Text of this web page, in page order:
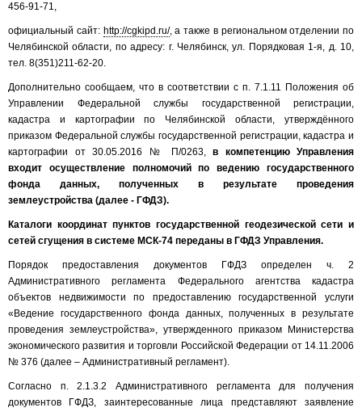
456-91-71,
официальный сайт: http://cgkipd.ru/, а также в региональном отделении по
Челябинской области, по адресу: г. Челябинск, ул. Порядковая 1-я, д. 10,
тел. 8(351)211-62-20.
Дополнительно сообщаем, что в соответствии с п. 7.1.11 Положения об
Управлении Федеральной службы государственной регистрации,
кадастра и картографии по Челябинской области, утверждённого
приказом Федеральной службы государственной регистрации, кадастра и
картографии от 30.05.2016 № П/0263, в компетенцию Управления
входит осуществление полномочий по ведению государственного
фонда данных, полученных в результате проведения
землеустройства (далее - ГФДЗ).
Каталоги координат пунктов государственной геодезической сети и
сетей сгущения в системе МСК-74 переданы в ГФДЗ Управления.
Порядок предоставления документов ГФДЗ определен ч. 2
Административного регламента Федерального агентства кадастра
объектов недвижимости по предоставлению государственной услуги
«Ведение государственного фонда данных, полученных в результате
проведения землеустройства», утвержденного приказом Министерства
экономического развития и торговли Российской Федерации от 14.11.2006
№ 376 (далее – Административный регламент).
Согласно п. 2.1.3.2 Административного регламента для получения
документов ГФДЗ, заинтересованные лица представляют заявление